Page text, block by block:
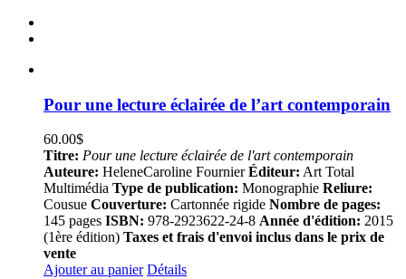
Pour une lecture éclairée de l’art contemporain
60.00$
Titre: Pour une lecture éclairée de l'art contemporain
Auteure: HeleneCaroline FournierÉditeur: Art Total
Multimédia Type de publication: Monographie Reliure:
Cousue Couverture: Cartonnée rigide Nombre de pages:
145 pages ISBN: 978-2923622-24-8 Année d'édition: 2015
(1ère édition) Taxes et frais d'envoi inclus dans le prix de
vente
Ajouter au panier Détails